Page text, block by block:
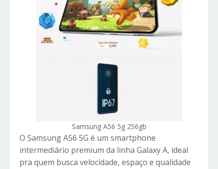
Samsung A56 5g 256gb
O Samsung A56 5G é um smartphone
intermediário premium da linha Galaxy A, ideal
pra quem busca velocidade, espaço e qualidade